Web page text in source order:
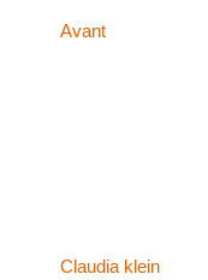
Avant
Claudia klein